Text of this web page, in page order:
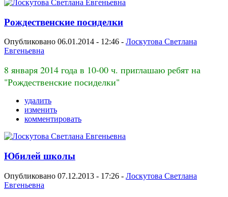
Рождественские посиделки
Опубликовано 06.01.2014 - 12:46 - Лоскутова Светлана
Евгеньевна
8 января 2014 года в 10-00 ч. приглашаю ребят на
"Рождественские посиделки"
удалить
изменить
комментировать
Юбилей школы
Опубликовано 07.12.2013 - 17:26 - Лоскутова Светлана
Евгеньевна